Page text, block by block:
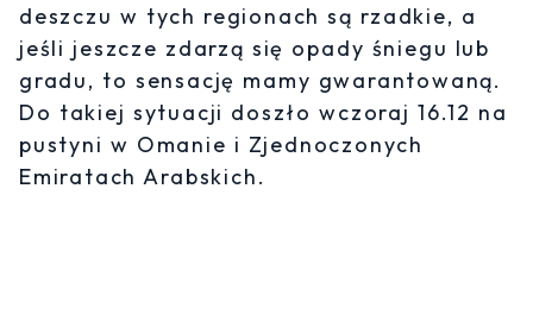
deszczu w tych regionach są rzadkie, a
jeśli jeszcze zdarzą się opady śniegu lub
gradu, to sensację mamy gwarantowaną.
Do takiej sytuacji doszło wczoraj 16.12 na
pustyni w Omanie i Zjednoczonych
Emiratach Arabskich.